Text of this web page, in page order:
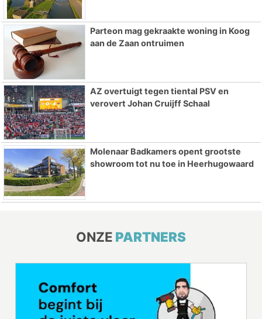
Parteon mag gekraakte woning in Koog
aan de Zaan ontruimen
AZ overtuigt tegen tiental PSV en
verovert Johan Cruijff Schaal
Molenaar Badkamers opent grootste
showroom tot nu toe in Heerhugowaard
ONZE PARTNERS